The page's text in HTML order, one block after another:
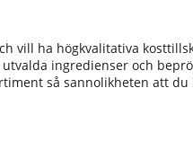
vill ha högkvalitativa
ingredienser och
så sannolikheten att